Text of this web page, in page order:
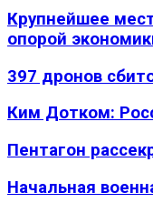
Крупнейшее
опорой
397 дронов
Ким Дотком:
Пентагон
Начальная